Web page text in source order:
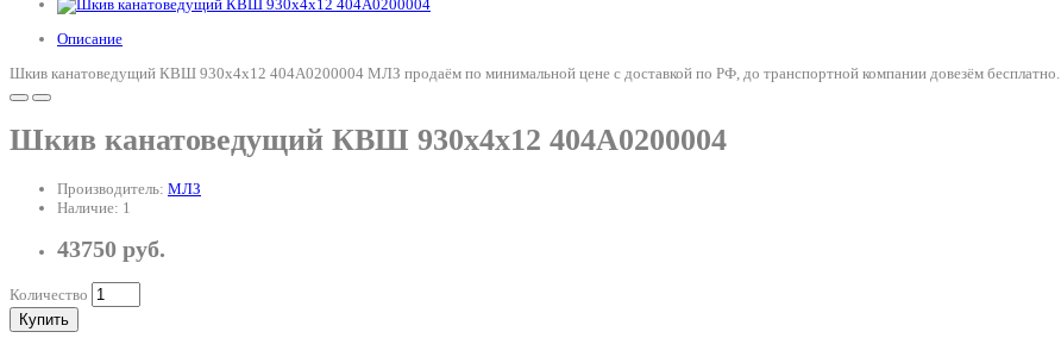
Описание
Шкив канатоведущий КВШ 930х4х12 404А0200004 МЛЗ продаём по минимальной цене с доставкой по РФ, до транспортной компании довезём бесплатно.
Шкив канатоведущий КВШ 930х4х12 404А0200004
Производитель: МЛЗ
Наличие: 1
43750 руб.
Количество
Купить